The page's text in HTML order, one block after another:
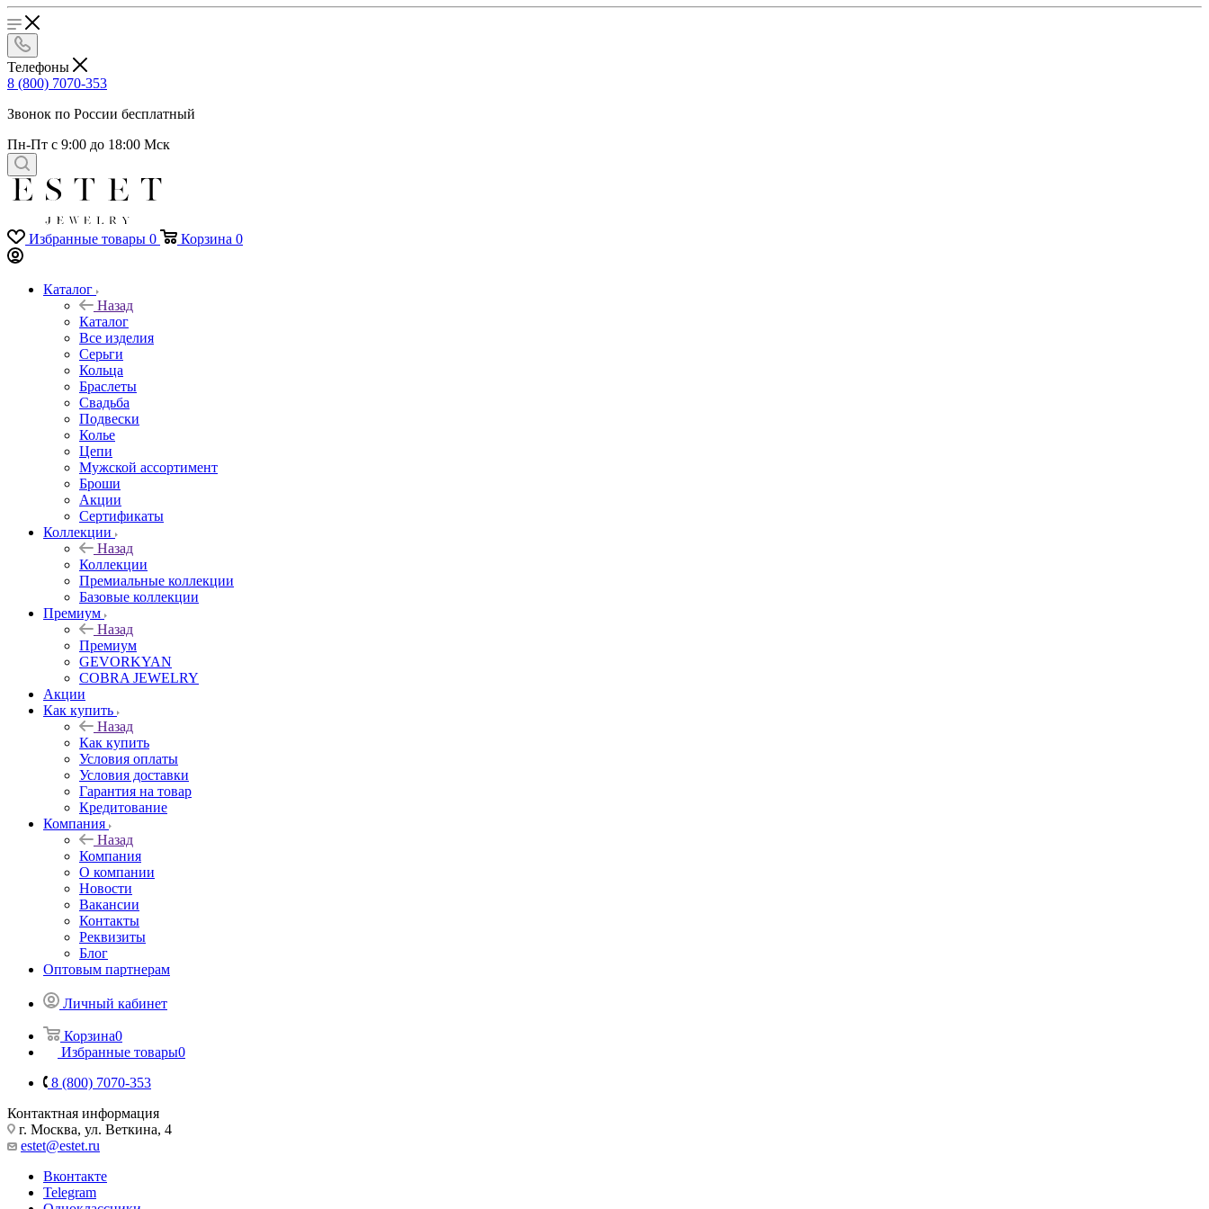
Телефоны
8 (800) 7070-353
Звонок по России бесплатный
Пн-Пт с 9:00 до 18:00 Мск
Избранные товары 0 Корзина 0
Каталог
Назад
Каталог
Все изделия
Серьги
Кольца
Браслеты
Свадьба
Подвески
Колье
Цепи
Мужской ассортимент
Броши
Акции
Сертификаты
Коллекции
Назад
Коллекции
Премиальные коллекции
Базовые коллекции
Премиум
Назад
Премиум
GEVORKYAN
COBRA JEWELRY
Акции
Как купить
Назад
Как купить
Условия оплаты
Условия доставки
Гарантия на товар
Кредитование
Компания
Назад
Компания
О компании
Новости
Вакансии
Контакты
Реквизиты
Блог
Оптовым партнерам
Личный кабинет
Корзина0
Избранные товары0
8 (800) 7070-353
Контактная информация
г. Москва, ул. Веткина, 4
estet@estet.ru
Вконтакте
Telegram